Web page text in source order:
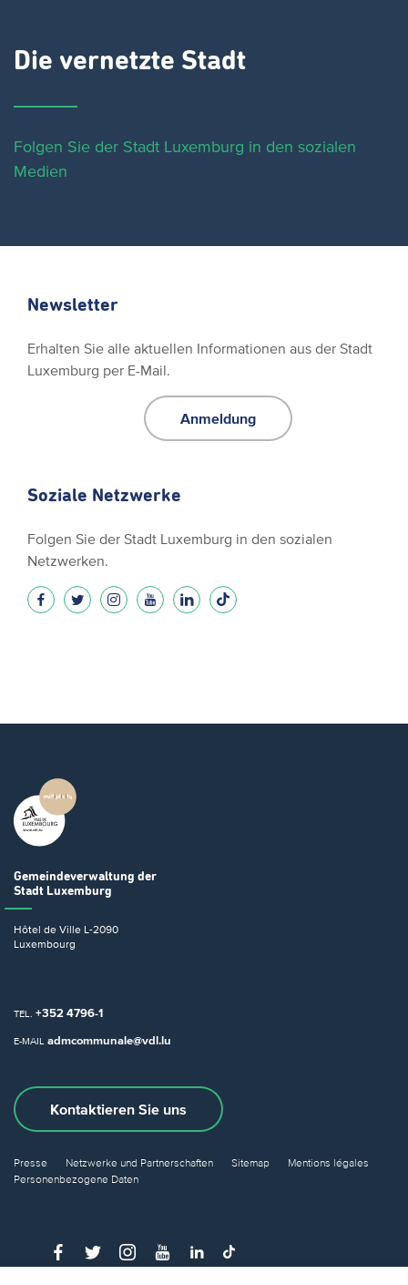
Die vernetzte Stadt
Folgen Sie der Stadt Luxemburg in den sozialen
Medien
Newsletter
Erhalten Sie alle aktuellen Informationen aus der Stadt
Luxemburg per E-Mail.
Anmeldung
Soziale Netzwerke
Folgen Sie der Stadt Luxemburg in den sozialen
Netzwerken.
Gemeindeverwaltung der
Stadt Luxemburg
Hôtel de Ville L-2090
Luxembourg
TEL. +352 4796-1
E-MAIL admcommunale@vdl.lu
Kontaktieren Sie uns
Presse Netzwerke und Partnerschaften Sitemap
Mentions légales
Personenbezogene Daten